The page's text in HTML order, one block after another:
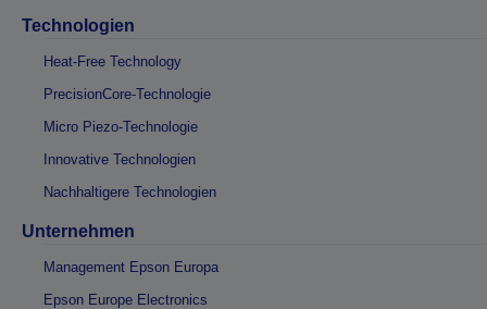
Technologien
Heat-Free Technology
PrecisionCore-Technologie
Micro Piezo-Technologie
Innovative Technologien
Nachhaltigere Technologien
Unternehmen
Management Epson Europa
Epson Europe Electronics